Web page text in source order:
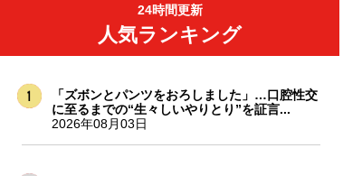
24時間更新
人気ランキング
「ズボンとパンツをおろしました」…口腔性交
に至るまでの“生々しいやりとり”を証言...
2026年08月03日